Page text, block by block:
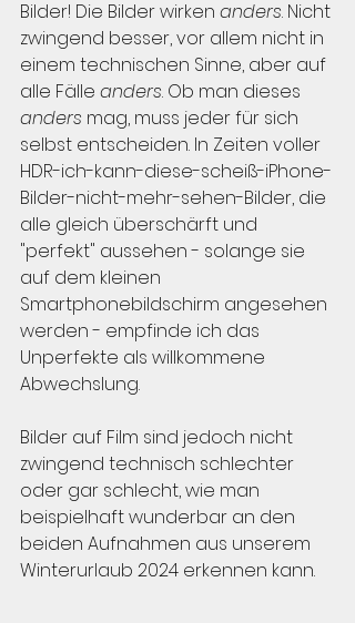
Bilder! Die Bilder wirken anders. Nicht
zwingend besser, vor allem nicht in
einem technischen Sinne, aber auf
alle Fälle anders. Ob man dieses
anders mag, muss jeder für sich
selbst entscheiden. In Zeiten voller
HDR-ich-kann-diese-scheiß-iPhone-
Bilder-nicht-mehr-sehen-Bilder, die
alle gleich überschärft und
"perfekt" aussehen - solange sie
auf dem kleinen
Smartphonebildschirm angesehen
werden - empfinde ich das
Unperfekte als willkommene
Abwechslung.
Bilder auf Film sind jedoch nicht
zwingend technisch schlechter
oder gar schlecht, wie man
beispielhaft wunderbar an den
beiden Aufnahmen aus unserem
Winterurlaub 2024 erkennen kann.